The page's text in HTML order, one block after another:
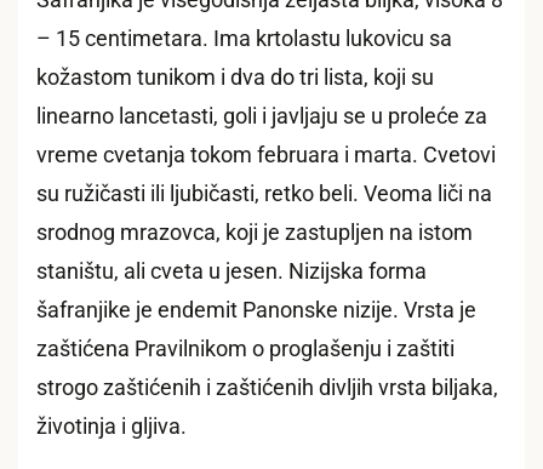
– 15 centimetara. Ima krtolastu lukovicu sa
kožastom tunikom i dva do tri lista, koji su
linearno lancetasti, goli i javljaju se u proleće za
vreme cvetanja tokom februara i marta. Cvetovi
su ružičasti ili ljubičasti, retko beli. Veoma liči na
srodnog mrazovca, koji je zastupljen na istom
staništu, ali cveta u jesen. Nizijska forma
šafranjike je endemit Panonske nizije. Vrsta je
zaštićena Pravilnikom o proglašenju i zaštiti
strogo zaštićenih i zaštićenih divljih vrsta biljaka,
životinja i gljiva.